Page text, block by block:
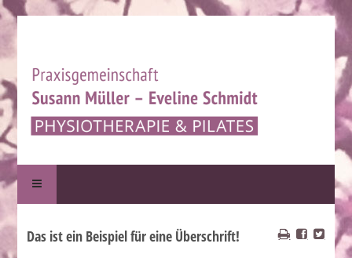
Das ist ein Beispiel für eine Überschrift!